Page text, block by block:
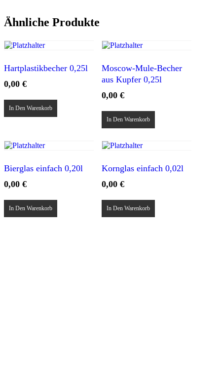
Ähnliche Produkte
Hartplastikbecher 0,25l
0,00 €
In Den Warenkorb
Moscow-Mule-Becher
aus Kupfer 0,25l
0,00 €
In Den Warenkorb
Bierglas einfach 0,20l
0,00 €
In Den Warenkorb
Kornglas einfach 0,02l
0,00 €
In Den Warenkorb